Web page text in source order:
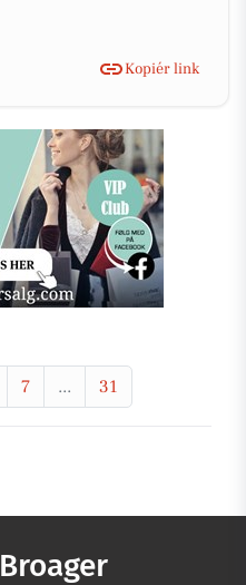
Kopiér link
7 ... 31
Broager